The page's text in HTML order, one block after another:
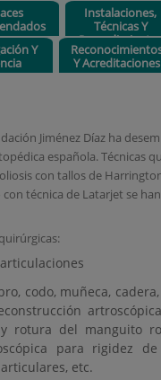
Instalaciones,
Técnicas Y
Y
Y Acreditaciones
Jiménez Díaz ha
española. Técnicas
con tallos de
técnica de Latarjet se
codo, muñeca,
rotura del manguito
para rigidez de
etc.